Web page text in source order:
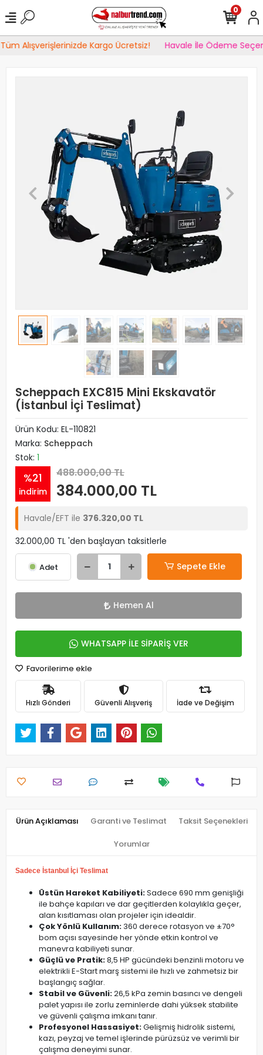
Alışverişlerinizde Kargo Ücretsiz! Havale İle Ödeme
0
Scheppach EXC815 Mini Ekskavatör
(İstanbul İçi Teslimat)
Ürün Kodu: EL-110821
Marka: Scheppach
Stok: 1
%21
indirim
488.000,00 TL
384.000,00 TL
Havale/EFT ile 376.320,00 TL
32.000,00 TL 'den başlayan taksitlerle
Adet Sepete Ekle
Hemen Al
WHATSAPP İLE SİPARİŞ VER
Favorilerime ekle
Hızlı Gönderi Güvenli Alışveriş İade ve Değişim
Ürün Açıklaması Garanti ve Teslimat Taksit Seçenekleri
Yorumlar
Sadece İstanbul İçi Teslimat
Üstün Hareket Kabiliyeti:Sadece 690 mm genişliği
ile bahçe kapıları ve dar geçitlerden kolaylıkla geçer,
alan kısıtlaması olan projeler için idealdir.
Çok Yönlü Kullanım:360 derece rotasyon ve ±70°
bom açısı sayesinde her yönde etkin kontrol ve
manevra kabiliyeti sunar.
Güçlü ve Pratik:8,5 HP gücündeki benzinli motoru ve
elektrikli E-Start marş sistemi ile hızlı ve zahmetsiz bir
başlangıç sağlar.
Stabil ve Güvenli:26,5 kPa zemin basıncı ve dengeli
palet yapısı ile zorlu zeminlerde dahi yüksek stabilite
ve güvenli çalışma imkanı tanır.
Profesyonel Hassasiyet:Gelişmiş hidrolik sistemi,
kazı, peyzaj ve temel işlerinde pürüzsüz ve verimli bir
çalışma deneyimi sunar.